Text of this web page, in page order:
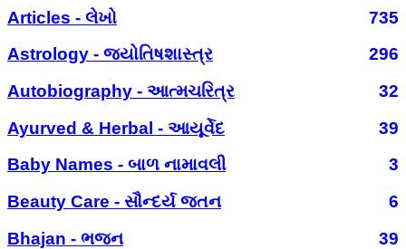
Articles - લેખો
735
Astrology - જ્યોતિષશાસ્ત્ર
296
Autobiography - આત્મચરિત્ર
32
Ayurved & Herbal - આયૂર્વેદ
39
Baby Names - બાળ નામાવલી
3
Beauty Care - સૌન્દર્ય જતન
6
Bhajan - ભજન
39